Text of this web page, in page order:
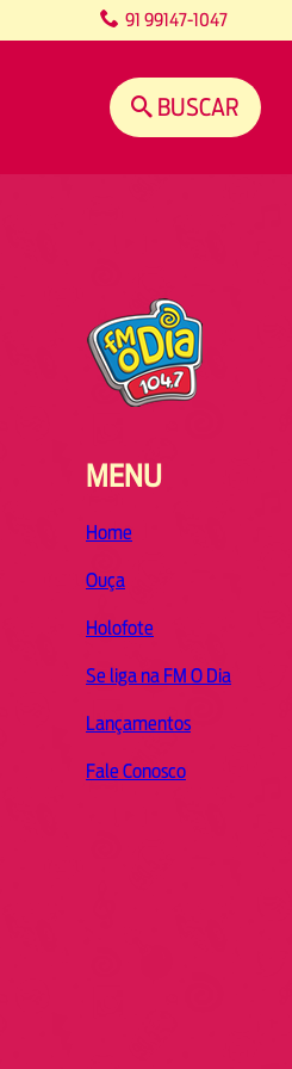
91 99147-1047
BUSCAR
MENU
Home
Ouça
Holofote
Se liga na FM O Dia
Lançamentos
Fale Conosco